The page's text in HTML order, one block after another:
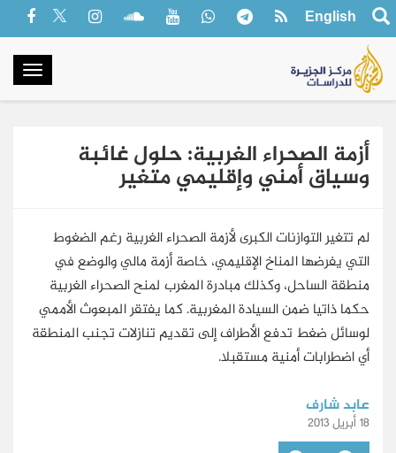
English
أزمة الصحراء الغربية: حلول غائبة
وسياق أمني وإقليمي متغير
لم تتغير التوازنات الكبرى لأزمة الصحراء الغربية رغم الضغوط
التي يفرضها المناخ الإقليمي، خاصة أزمة مالي والوضع في
منطقة الساحل، وكذلك مبادرة المغرب لمنح الصحراء الغربية
حكما ذاتيا ضمن السيادة المغربية. كما يفتقر المبعوث الأممي
لوسائل ضغط تدفع الأطراف إلى تقديم تنازلات تجنب المنطقة
أي اضطرابات أمنية مستقبلا.
عابد شارف
18 أبريل 2013